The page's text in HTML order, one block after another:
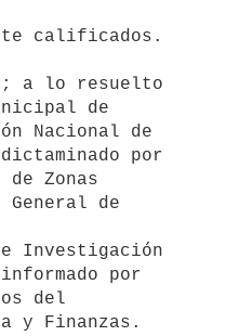
calificados.
a lo resuelto
de
Nacional de
por
Zonas
de
Investigación
por
del
y Finanzas.